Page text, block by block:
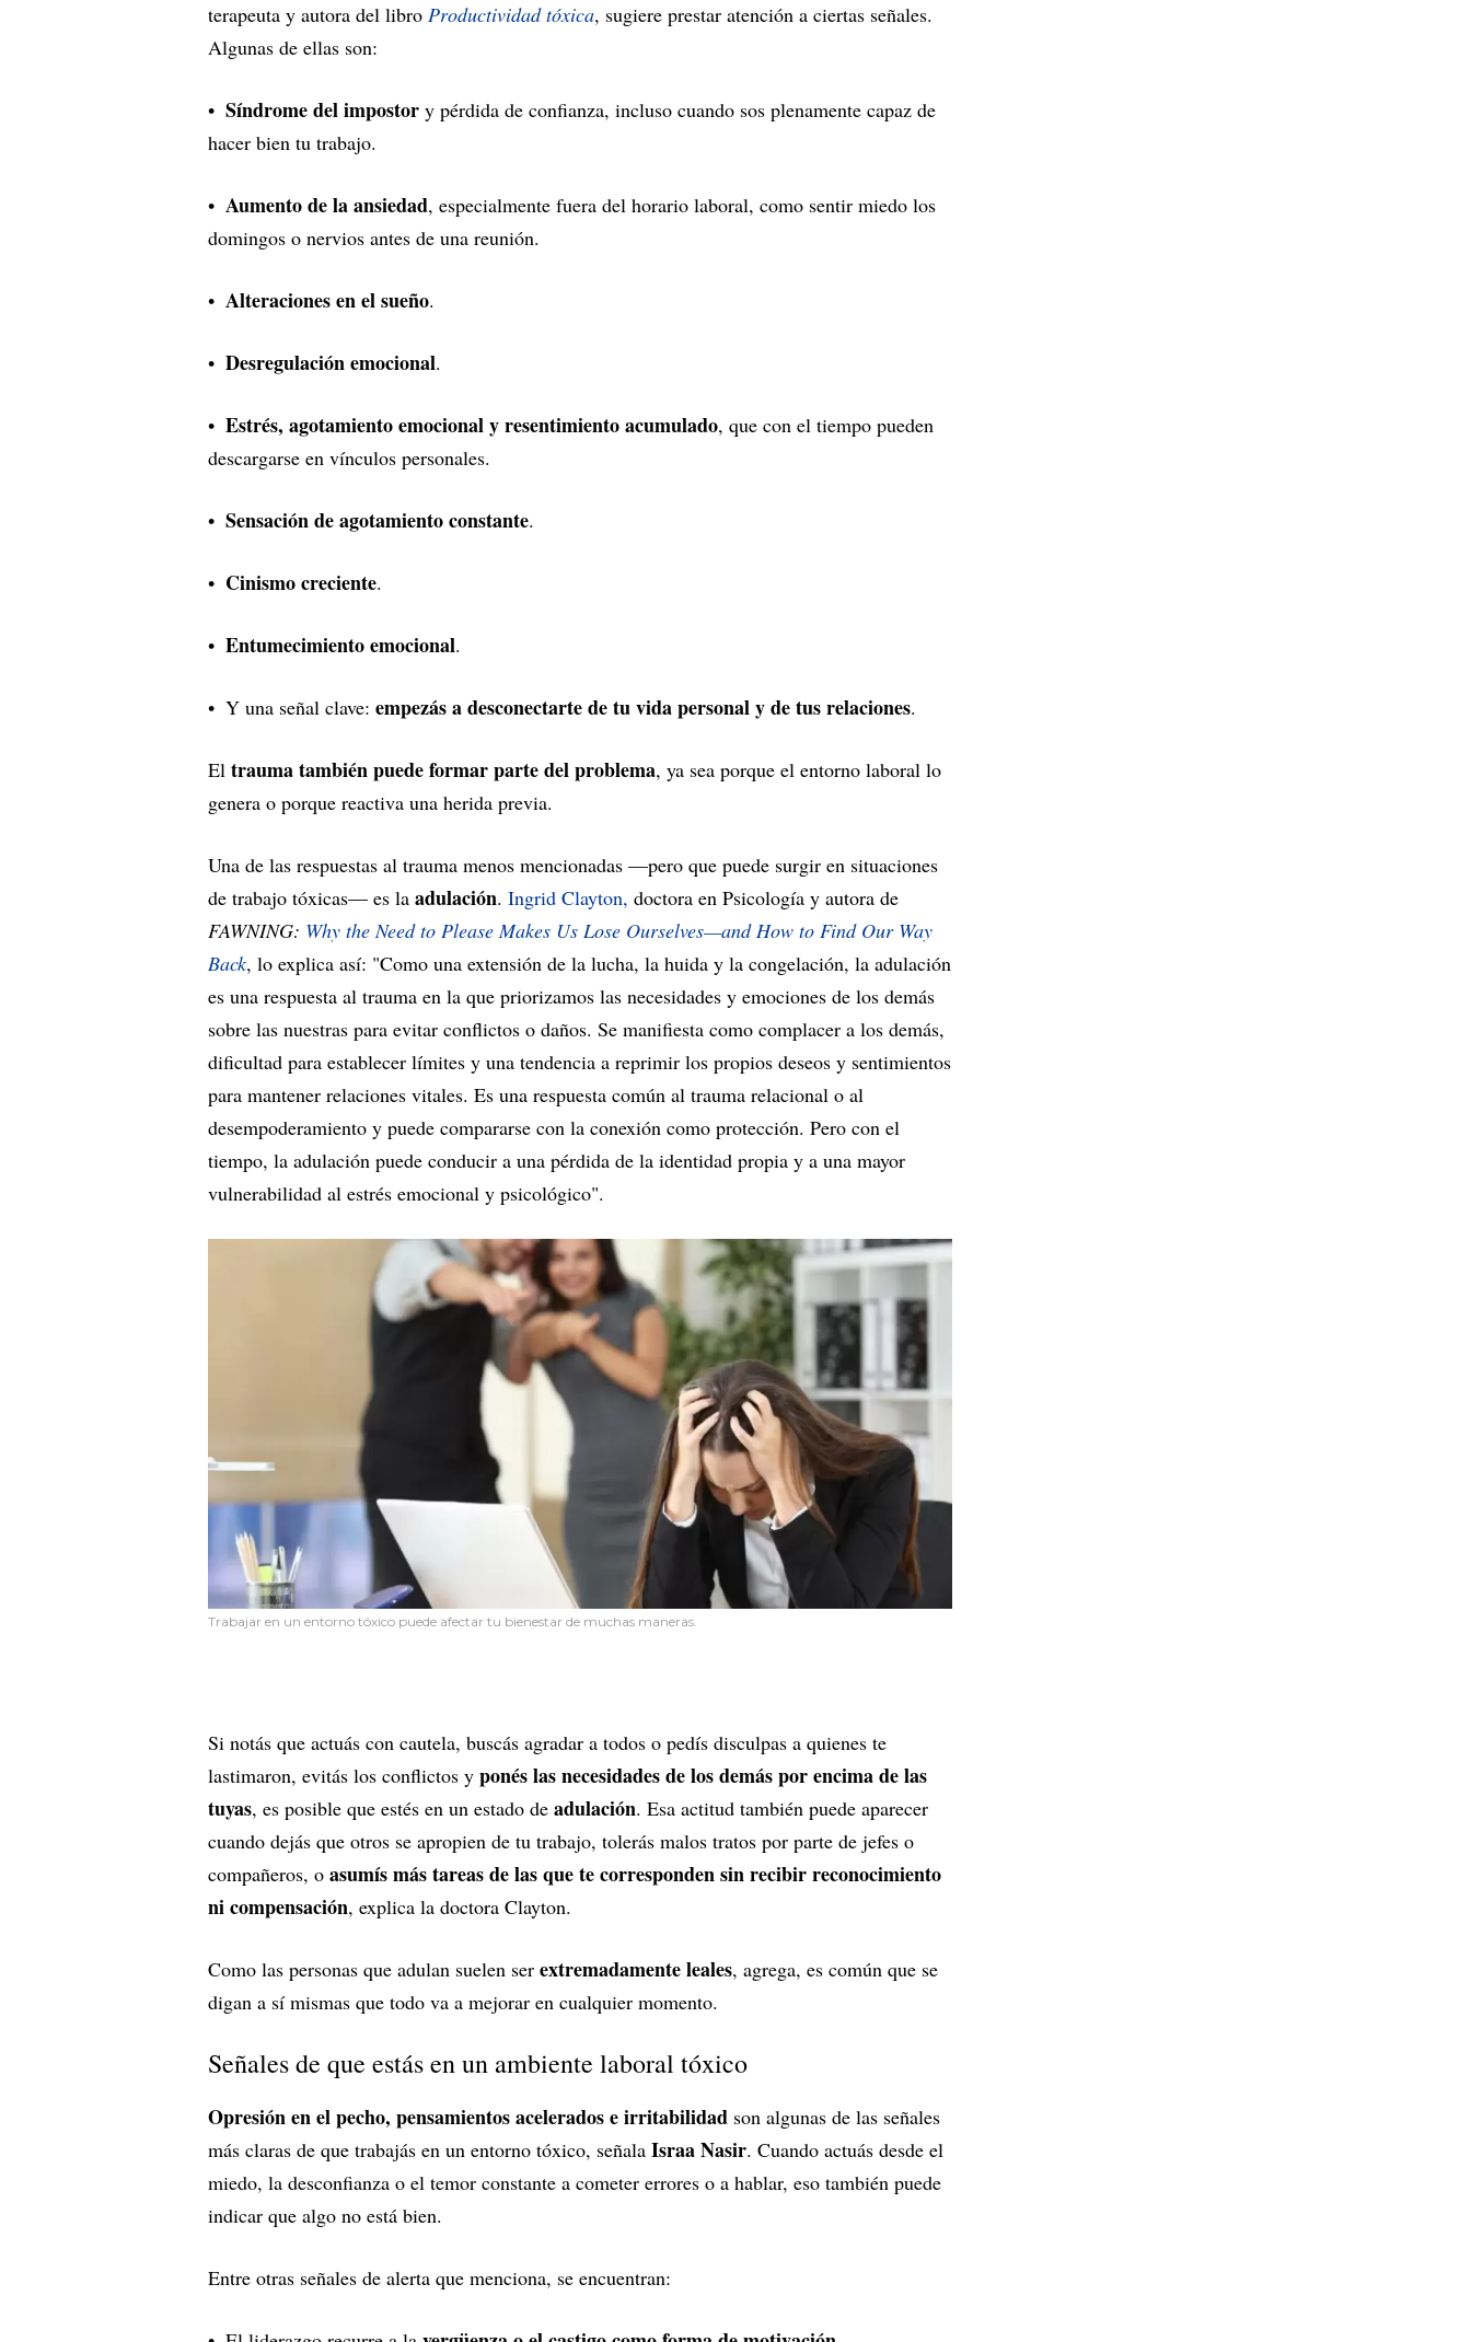
terapeuta y autora del libro Productividad tóxica, sugiere prestar atención a ciertas señales.
Algunas de ellas son:
Síndrome del impostor y pérdida de confianza, incluso cuando sos plenamente capaz de
hacer bien tu trabajo.
Aumento de la ansiedad, especialmente fuera del horario laboral, como sentir miedo los
domingos o nervios antes de una reunión.
Alteraciones en el sueño.
Desregulación emocional.
Estrés, agotamiento emocional y resentimiento acumulado, que con el tiempo pueden
descargarse en vínculos personales.
Sensación de agotamiento constante.
Cinismo creciente.
Entumecimiento emocional.
Y una señal clave: empezás a desconectarte de tu vida personal y de tus relaciones.
El trauma también puede formar parte del problema, ya sea porque el entorno laboral lo
genera o porque reactiva una herida previa.
Una de las respuestas al trauma menos mencionadas —pero que puede surgir en situaciones
de trabajo tóxicas— es la adulación. Ingrid Clayton, doctora en Psicología y autora de
FAWNING: Why the Need to Please Makes Us Lose Ourselves—and How to Find Our Way
Back, lo explica así: "Como una extensión de la lucha, la huida y la congelación, la adulación
es una respuesta al trauma en la que priorizamos las necesidades y emociones de los demás
sobre las nuestras para evitar conflictos o daños. Se manifiesta como complacer a los demás,
dificultad para establecer límites y una tendencia a reprimir los propios deseos y sentimientos
para mantener relaciones vitales. Es una respuesta común al trauma relacional o al
desempoderamiento y puede compararse con la conexión como protección. Pero con el
tiempo, la adulación puede conducir a una pérdida de la identidad propia y a una mayor
vulnerabilidad al estrés emocional y psicológico".
Trabajar en un entorno tóxico puede afectar tu bienestar de muchas maneras.
Si notás que actuás con cautela, buscás agradar a todos o pedís disculpas a quienes te
lastimaron, evitás los conflictos y ponés las necesidades de los demás por encima de las
tuyas, es posible que estés en un estado de adulación. Esa actitud también puede aparecer
cuando dejás que otros se apropien de tu trabajo, tolerás malos tratos por parte de jefes o
compañeros, o asumís más tareas de las que te corresponden sin recibir reconocimiento
ni compensación, explica la doctora Clayton.
Como las personas que adulan suelen ser extremadamente leales, agrega, es común que se
digan a sí mismas que todo va a mejorar en cualquier momento.
Señales de que estás en un ambiente laboral tóxico
Opresión en el pecho, pensamientos acelerados e irritabilidad son algunas de las señales
más claras de que trabajás en un entorno tóxico, señala Israa Nasir. Cuando actuás desde el
miedo, la desconfianza o el temor constante a cometer errores o a hablar, eso también puede
indicar que algo no está bien.
Entre otras señales de alerta que menciona, se encuentran: